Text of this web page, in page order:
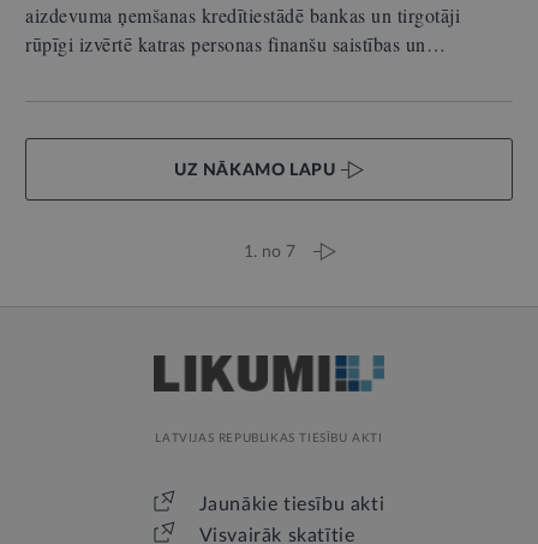
aizdevuma ņemšanas kredītiestādē bankas un tirgotāji
rūpīgi izvērtē katras personas finanšu saistības un…
UZ NĀKAMO LAPU
1. no 7
LATVIJAS REPUBLIKAS TIESĪBU AKTI
Jaunākie tiesību akti
Visvairāk skatītie